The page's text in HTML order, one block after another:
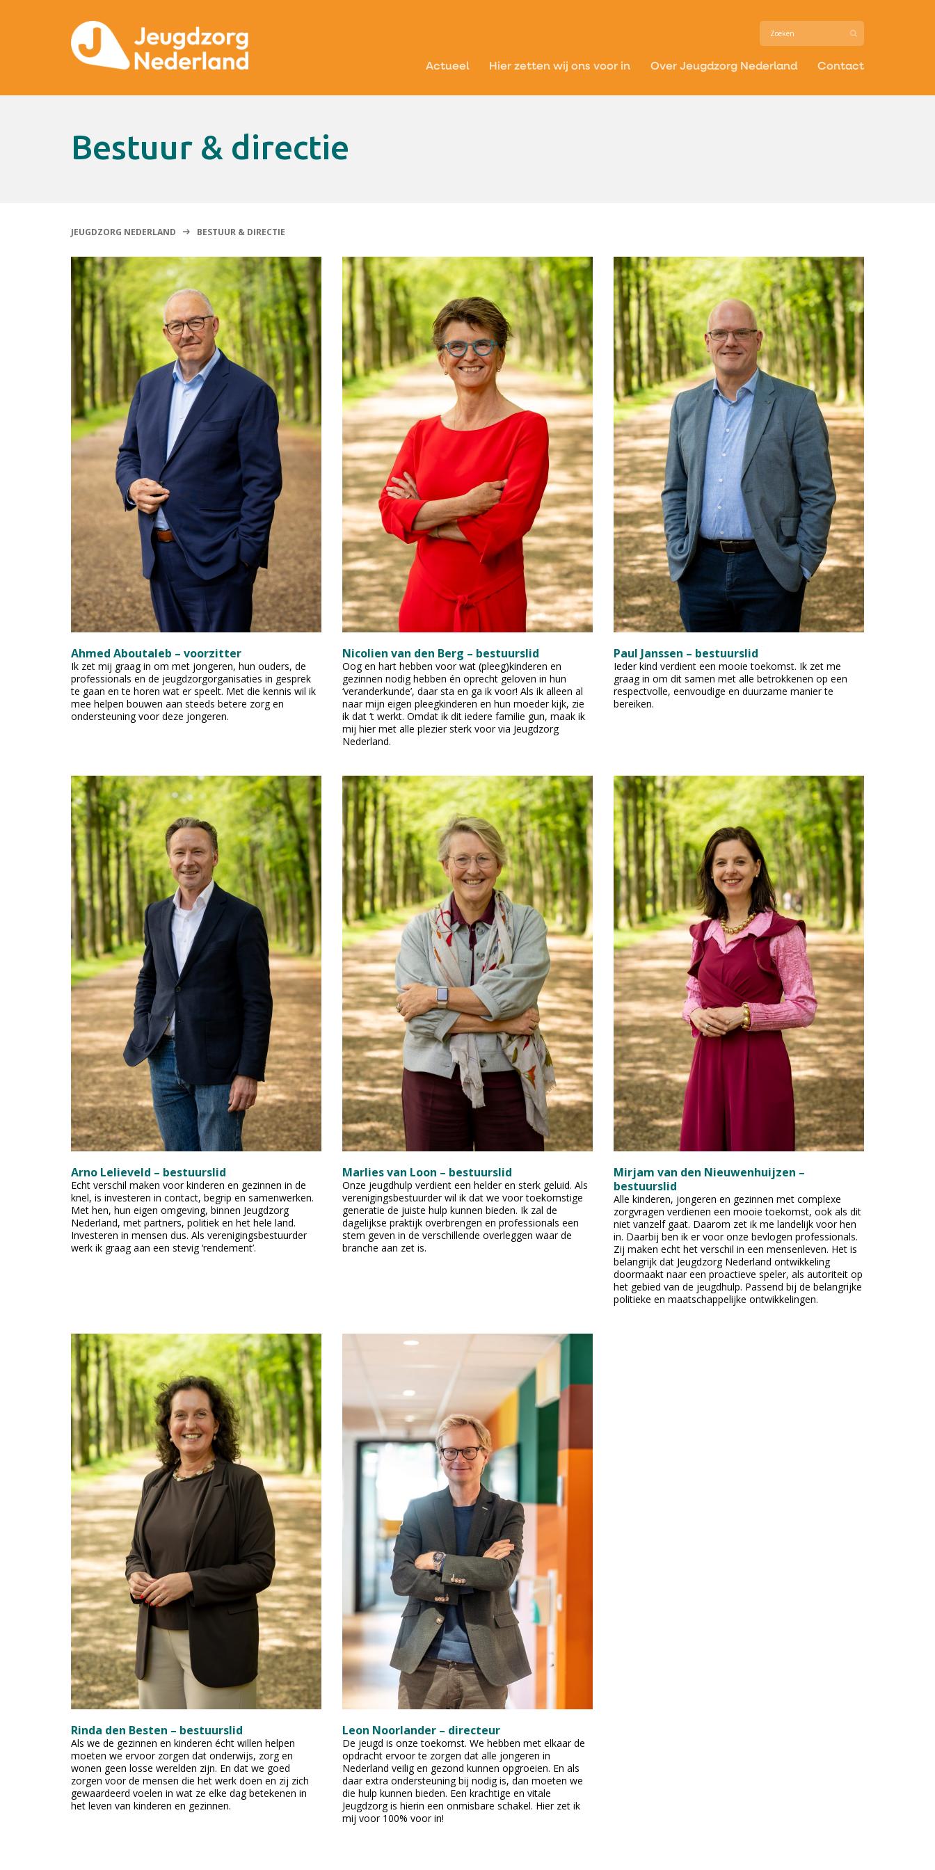
Actueel Hier zetten wij ons voor in Over Jeugdzorg Nederland Contact
Bestuur & directie
JEUGDZORG NEDERLAND BESTUUR & DIRECTIE
Ahmed Aboutaleb – voorzitter
Ik zet mij graag in om met jongeren, hun ouders, de
professionals en de jeugdzorgorganisaties in gesprek
te gaan en te horen wat er speelt. Met die kennis wil ik
mee helpen bouwen aan steeds betere zorg en
ondersteuning voor deze jongeren.
Nicolien van den Berg – bestuurslid
Oog en hart hebben voor wat (pleeg)kinderen en
gezinnen nodig hebben én oprecht geloven in hun
‘veranderkunde’, daar sta en ga ik voor! Als ik alleen al
naar mijn eigen pleegkinderen en hun moeder kijk, zie
ik dat ‘t werkt. Omdat ik dit iedere familie gun, maak ik
mij hier met alle plezier sterk voor via Jeugdzorg
Nederland.
Paul Janssen – bestuurslid
Ieder kind verdient een mooie toekomst. Ik zet me
graag in om dit samen met alle betrokkenen op een
respectvolle, eenvoudige en duurzame manier te
bereiken.
Arno Lelieveld – bestuurslid
Echt verschil maken voor kinderen en gezinnen in de
knel, is investeren in contact, begrip en samenwerken.
Met hen, hun eigen omgeving, binnen Jeugdzorg
Nederland, met partners, politiek en het hele land.
Investeren in mensen dus. Als verenigingsbestuurder
werk ik graag aan een stevig ‘rendement’.
Marlies van Loon – bestuurslid
Onze jeugdhulp verdient een helder en sterk geluid. Als
verenigingsbestuurder wil ik dat we voor toekomstige
generatie de juiste hulp kunnen bieden. Ik zal de
dagelijkse praktijk overbrengen en professionals een
stem geven in de verschillende overleggen waar de
branche aan zet is.
Mirjam van den Nieuwenhuijzen –
bestuurslid
Alle kinderen, jongeren en gezinnen met complexe
zorgvragen verdienen een mooie toekomst, ook als dit
niet vanzelf gaat. Daarom zet ik me landelijk voor hen
in. Daarbij ben ik er voor onze bevlogen professionals.
Zij maken echt het verschil in een mensenleven. Het is
belangrijk dat Jeugdzorg Nederland ontwikkeling
doormaakt naar een proactieve speler, als autoriteit op
het gebied van de jeugdhulp. Passend bij de belangrijke
politieke en maatschappelijke ontwikkelingen.
Rinda den Besten – bestuurslid
Als we de gezinnen en kinderen écht willen helpen
moeten we ervoor zorgen dat onderwijs, zorg en
wonen geen losse werelden zijn. En dat we goed
zorgen voor de mensen die het werk doen en zij zich
gewaardeerd voelen in wat ze elke dag betekenen in
het leven van kinderen en gezinnen.
Leon Noorlander – directeur
De jeugd is onze toekomst. We hebben met elkaar de
opdracht ervoor te zorgen dat alle jongeren in
Nederland veilig en gezond kunnen opgroeien. En als
daar extra ondersteuning bij nodig is, dan moeten we
die hulp kunnen bieden. Een krachtige en vitale
Jeugdzorg is hierin een onmisbare schakel. Hier zet ik
mij voor 100% voor in!